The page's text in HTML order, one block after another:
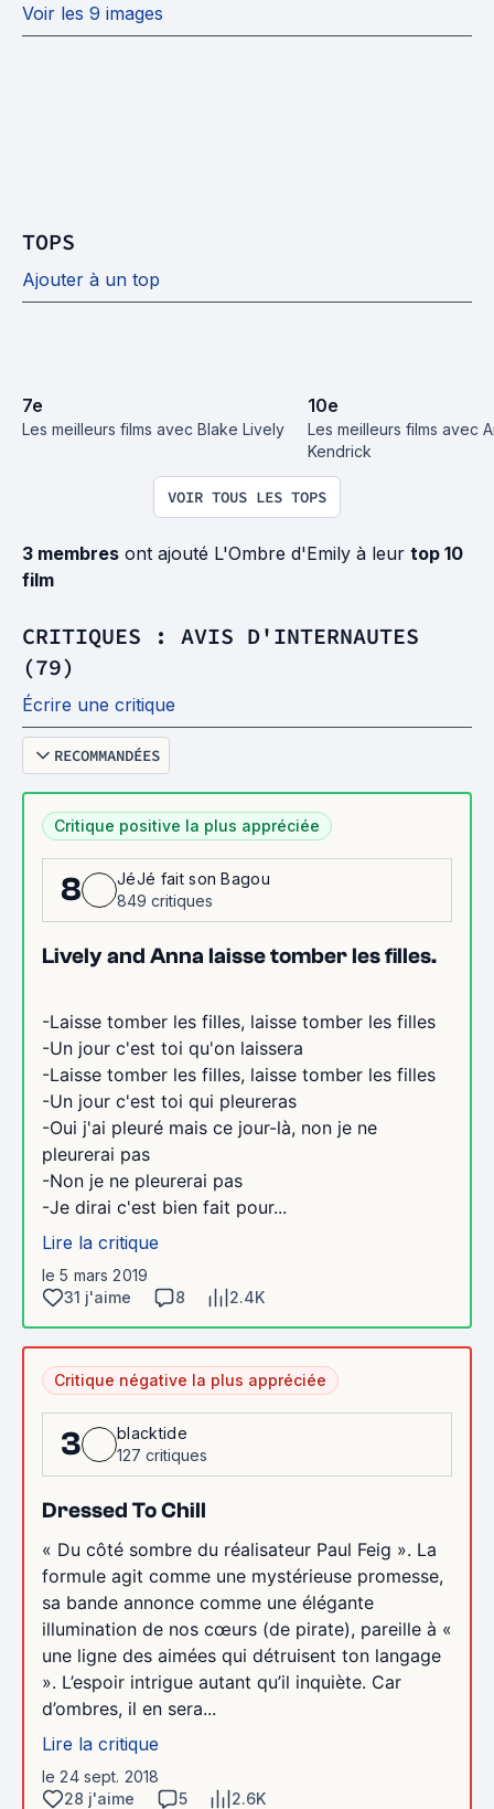
Voir les 9 images
TOPS
Ajouter à un top
7e
Les meilleurs films avec Blake Lively
10e
Les meilleurs films avec
Kendrick
VOIR TOUS LES TOPS
3 membres ont ajouté L'Ombre d'Emily à leur top 10
film
CRITIQUES : AVIS D'INTERNAUTES
(79)
Écrire une critique
RECOMMANDÉES
Critique positive la plus appréciée
8
JéJé fait son Bagou
849 critiques
Lively and Anna laisse tomber les filles.
-Laisse tomber les filles, laisse tomber les filles
-Un jour c'est toi qu'on laissera
-Laisse tomber les filles, laisse tomber les filles
-Un jour c'est toi qui pleureras
-Oui j'ai pleuré mais ce jour-là, non je ne
pleurerai pas
-Non je ne pleurerai pas
-Je dirai c'est bien fait pour...
Lire la critique
le 5 mars 2019
31 j'aime
8 2.4K
Critique négative la plus appréciée
3
blacktide
127 critiques
Dressed To Chill
« Du côté sombre du réalisateur Paul Feig ». La
formule agit comme une mystérieuse promesse,
sa bande annonce comme une élégante
illumination de nos cœurs (de pirate), pareille à «
une ligne des aimées qui détruisent ton langage
». L’espoir intrigue autant qu’il inquiète. Car
d’ombres, il en sera...
Lire la critique
le 24 sept. 2018
28 j'aime
5 2.6K